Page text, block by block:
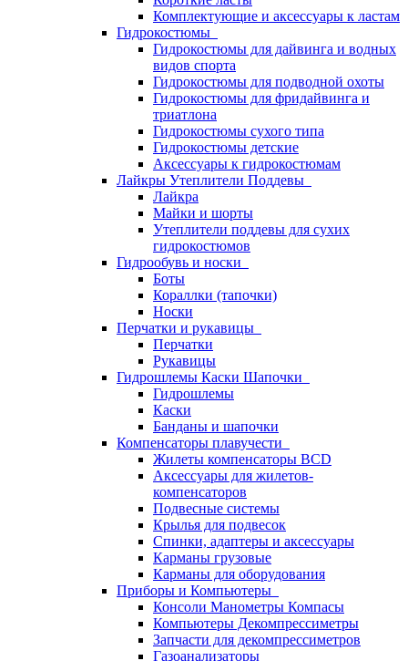
Комплектующие и аксессуары к ластам
Гидрокостюмы
Гидрокостюмы для дайвинга и водных
видов спорта
Гидрокостюмы для подводной охоты
Гидрокостюмы для фридайвинга и
триатлона
Гидрокостюмы сухого типа
Гидрокостюмы детские
Аксессуары к гидрокостюмам
Лайкры Утеплители Поддевы
Лайкра
Майки и шорты
Утеплители поддевы для сухих
гидрокостюмов
Гидрообувь и носки
Боты
Кораллки (тапочки)
Носки
Перчатки и рукавицы
Перчатки
Рукавицы
Гидрошлемы Каски Шапочки
Гидрошлемы
Каски
Банданы и шапочки
Компенсаторы плавучести
Жилеты компенсаторы BCD
Аксессуары для жилетов-
компенсаторов
Подвесные системы
Крылья для подвесок
Спинки, адаптеры и аксессуары
Карманы грузовые
Карманы для оборудования
Приборы и Компьютеры
Консоли Манометры Компасы
Компьютеры Декомпрессиметры
Запчасти для декомпрессиметров
Газоанализаторы